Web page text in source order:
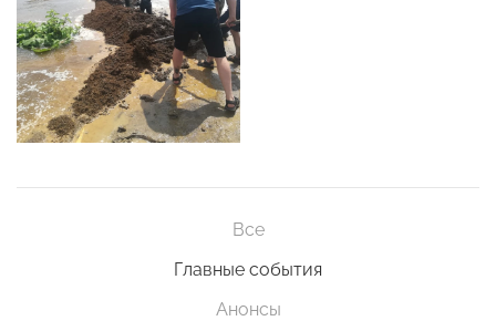
Все
Главные события
Анонсы